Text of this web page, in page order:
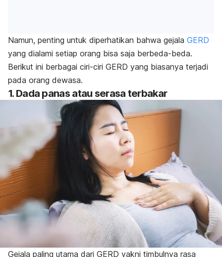
Namun, penting untuk diperhatikan bahwa gejala GERD
yang dialami setiap orang bisa saja berbeda-beda.
Berikut ini berbagai ciri-ciri GERD yang biasanya terjadi
pada orang dewasa.
1. Dada panas atau serasa terbakar
Gejala paling utama dari GERD yakni timbulnya rasa